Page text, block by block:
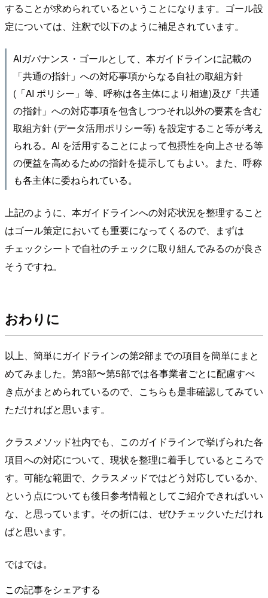
することが求められているということになります。ゴール設
定については、注釈で以下のように補足されています。
AIガバナンス・ゴールとして、本ガイドラインに記載の
「共通の指針」への対応事項からなる自社の取組方針
(「AI ポリシー」等、呼称は各主体により相違)及び「共通
の指針」への対応事項を包含しつつそれ以外の要素を含む
取組方針 (データ活用ポリシー等) を設定すること等が考え
られる。AI を活用することによって包摂性を向上させる等
の便益を高めるための指針を提示してもよい。また、呼称
も各主体に委ねられている。
上記のように、本ガイドラインへの対応状況を整理すること
はゴール策定においても重要になってくるので、まずは
チェックシートで自社のチェックに取り組んでみるのが良さ
そうですね。
おわりに
以上、簡単にガイドラインの第2部までの項目を簡単にまと
めてみました。第3部〜第5部では各事業者ごとに配慮すべ
き点がまとめられているので、こちらも是非確認してみてい
ただければと思います。
クラスメソッド社内でも、このガイドラインで挙げられた各
項目への対応について、現状を整理に着手しているところで
す。可能な範囲で、クラスメッドではどう対応しているか、
という点についても後日参考情報としてご紹介できればいい
な、と思っています。その折には、ぜひチェックいただけれ
ばと思います。
ではでは。
この記事をシェアする